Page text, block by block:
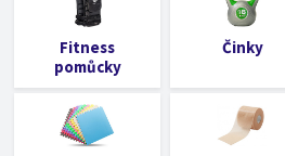
Fitness
pomůcky
Činky